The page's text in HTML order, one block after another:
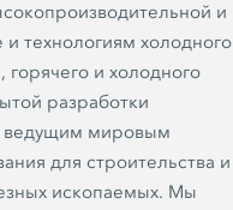
и
технологиям холодного
горячего и холодного
разработки
ведущим мировым
для строительства и
ископаемых. Мы